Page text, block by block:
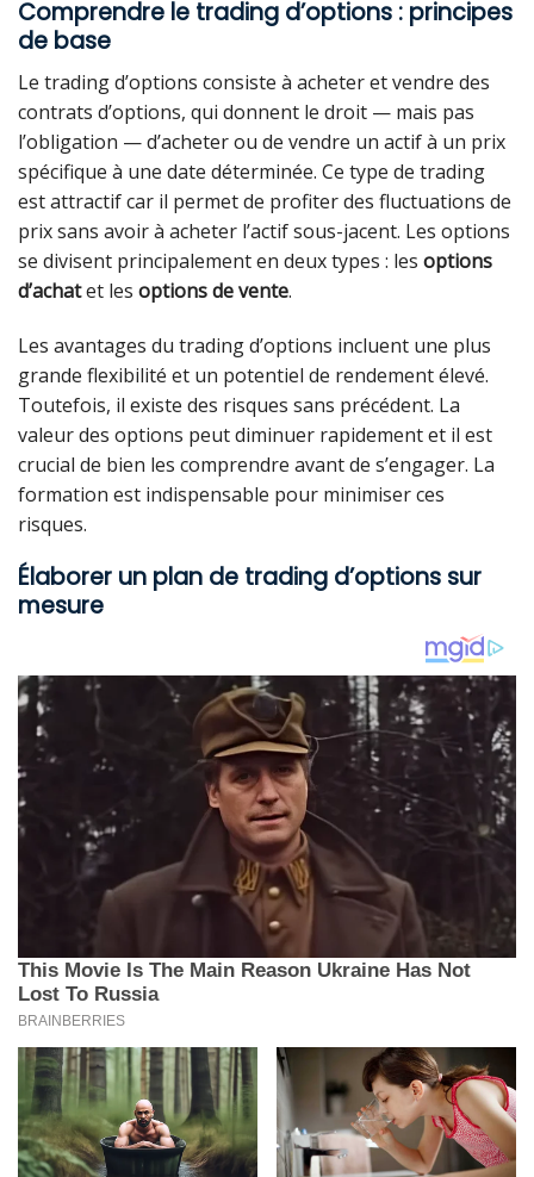
Comprendre le trading d’options : principes
de base
Le trading d’options consiste à acheter et vendre des
contrats d’options, qui donnent le droit — mais pas
l’obligation — d’acheter ou de vendre un actif à un prix
spécifique à une date déterminée. Ce type de trading
est attractif car il permet de profiter des fluctuations de
prix sans avoir à acheter l’actif sous-jacent. Les options
se divisent principalement en deux types : les options
d’achatet les options de vente.
Les avantages du trading d’options incluent une plus
grande flexibilité et un potentiel de rendement élevé.
Toutefois, il existe des risques sans précédent. La
valeur des options peut diminuer rapidement et il est
crucial de bien les comprendre avant de s’engager. La
formation est indispensable pour minimiser ces
risques.
Élaborer un plan de trading d’options sur
mesure